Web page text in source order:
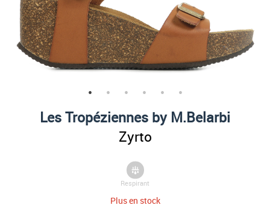
Les Tropéziennes by M.Belarbi
Zyrto
Respirant
Plus en stock